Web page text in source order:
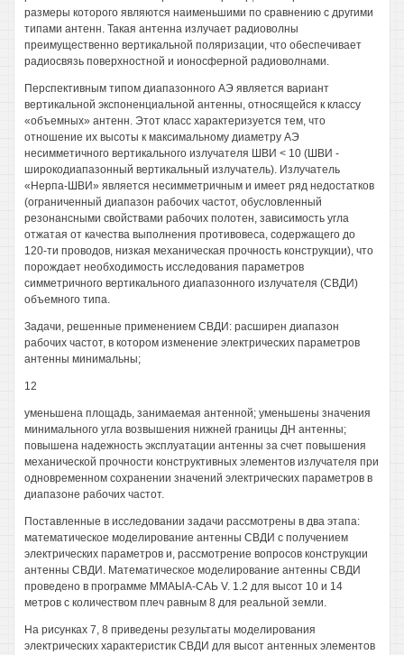
размеры которого являются наименьшими по сравнению с другими
типами антенн. Такая антенна излучает радиоволны
преимущественно вертикальной поляризации, что обеспечивает
радиосвязь поверхностной и ионосферной радиоволнами.
Перспективным типом диапазонного АЭ является вариант
вертикальной экспоненциальной антенны, относящейся к классу
«объемных» антенн. Этот класс характеризуется тем, что
отношение их высоты к максимальному диаметру АЭ
несимметичного вертикального излучателя ШВИ < 10 (ШВИ -
широкодиапазонный вертикальный излучатель). Излучатель
«Нерпа-ШВИ» является несимметричным и имеет ряд недостатков
(ограниченный диапазон рабочих частот, обусловленный
резонансными свойствами рабочих полотен, зависимость угла
отжатая от качества выполнения противовеса, содержащего до
120-ти проводов, низкая механическая прочность конструкции), что
порождает необходимость исследования параметров
симметричного вертикального диапазонного излучателя (СВДИ)
объемного типа.
Задачи, решенные применением СВДИ: расширен диапазон
рабочих частот, в котором изменение электрических параметров
антенны минимальны;
12
уменьшена площадь, занимаемая антенной; уменьшены значения
минимального угла возвышения нижней границы ДН антенны;
повышена надежность эксплуатации антенны за счет повышения
механической прочности конструктивных элементов излучателя при
одновременном сохранении значений электрических параметров в
диапазоне рабочих частот.
Поставленные в исследовании задачи рассмотрены в два этапа:
математическое моделирование антенны СВДИ с получением
электрических параметров и, рассмотрение вопросов конструкции
антенны СВДИ. Математическое моделирование антенны СВДИ
проведено в программе ММАЫА-САЬ V. 1.2 для высот 10 и 14
метров с количеством плеч равным 8 для реальной земли.
На рисунках 7, 8 приведены результаты моделирования
электрических характеристик СВДИ для высот антенных элементов